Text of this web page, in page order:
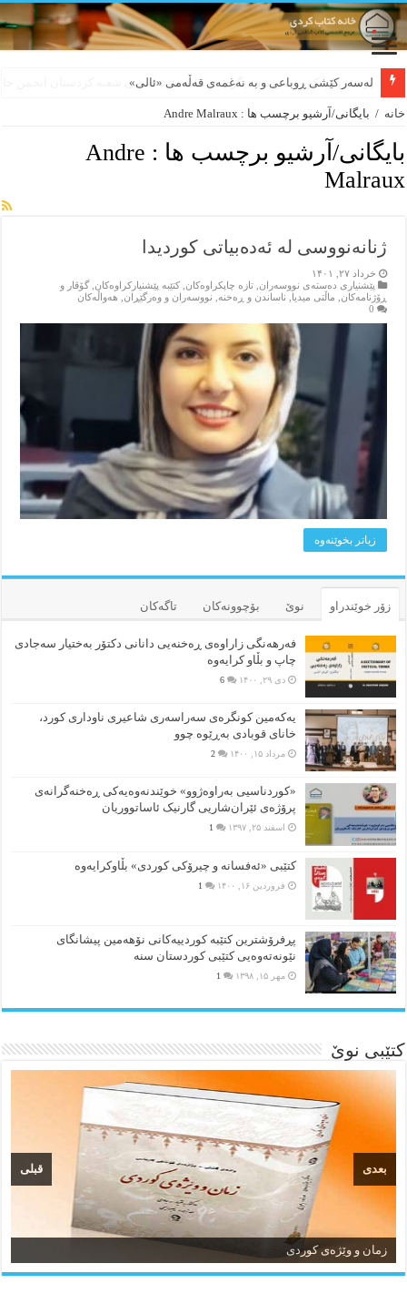
لەسەر کێشی ڕوباعی و به نەغمەی قەڵەمی «ئالی»
خانه / بایگانی/آرشیو برچسب ها : Andre Malraux
بایگانی/آرشیو برچسب ها : Andre
Malraux
ژنانەنووسی لە ئەدەبیاتی کوردیدا
خرداد ۲۷, ۱۴۰۱
پێشنیاری ده‌سته‌ی نووسه‌ران ,تازه‌ چاپکراوه‌کان ,کتێبه‌ پێشنیارکراوه‌کان ,گۆڤار و
ڕۆژنامه‌کان
ماڵتی میدیا ناساندن و ڕه‌خنه‌ نووسه‌ران و وه‌رگێڕان
هه‌واڵه‌کان
0
زیاتر بخوێنه‌وه‌
زۆر خوێندراو نوێ بۆچوونه‌کان تاگەکان
فەرهەنگی زاراوەی ڕەخنەیی دانانی دکتۆر بەختیار سەجادی
چاپ و بڵاو کرایەوە
دی ۲۹, ۱۴۰۰ 6
یەکەمین کونگرەی سەراسەری شاعیری‌ ناوداری کورد،
خانای قوبادی بەڕێوە چوو
مرداد ۱۵, ۱۴۰۰ 2
«کوردناسیی بەراوەژوو» خوێندنەوەیەکی ڕەخنەگرانەی
پرۆژەی ئێران‌شاریی گارنیک ئاساتووریان
اسفند ۲۵, ۱۳۹۷ 1
کتێبی «ئەفسانە و چیرۆکی کوردی» بڵاوکرایەوە
فروردین ۱۶, ۱۴۰۰ 1
پڕفرۆشترین کتێبە کوردییەکانی نۆهەمین پیشانگای
نێونەتەوەیی کتێبی کوردستان سنە
مهر ۱۵, ۱۳۹۸ 1
کتێبی نوێ
زمان و وێژەی کوردی
قبلی بعدی